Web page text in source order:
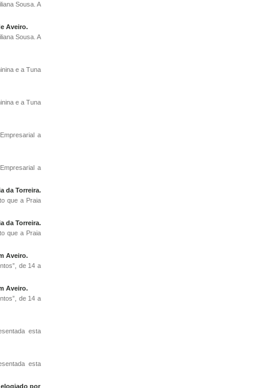
Sousa. A
Aveiro.
Sousa. A
e a Tuna
e a Tuna
a
a
da Torreira.
que a Praia
da Torreira.
que a Praia
Aveiro.
de 14 a
Aveiro.
de 14 a
esta
esta
elogiado por